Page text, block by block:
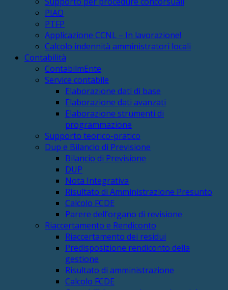
PIAO
PTFP
Applicazione CCNL – In lavorazione!
Calcolo indennità amministratori locali
Contabilità
ContabilmEnte
Service contabile
Elaborazione dati di base
Elaborazione dati avanzati
Elaborazione strumenti di
programmazione
Supporto teorico-pratico
Dup e Bilancio di Previsione
Bilancio di Previsione
DUP
Nota Integrativa
Risultato di Amministrazione Presunto
Calcolo FCDE
Parere dell’organo di revisione
Riaccertamento e Rendiconto
Riaccertamento dei residui
Predisposizione rendiconto della
gestione
Risultato di amministrazione
Calcolo FCDE